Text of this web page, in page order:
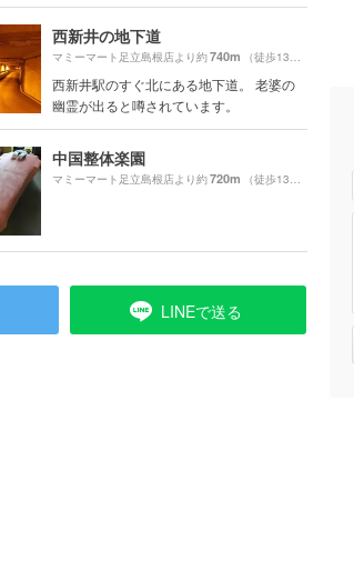
西新井の地下道
マミーマート足立島根店より約740m （徒歩13分）
西新井駅のすぐ北にある地下道。 老婆の
幽霊が出ると噂されています。
中国整体楽園
マミーマート足立島根店より約720m （徒歩13分）
LINEで送る